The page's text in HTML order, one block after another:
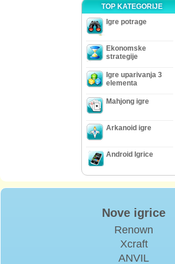
TOP KATEGORIJE
Igre potrage
Ekonomske
strategije
Igre uparivanja 3
elementa
Mahjong igre
Arkanoid igre
Android Igrice
Nove igrice
Renown
Xcraft
ANVIL